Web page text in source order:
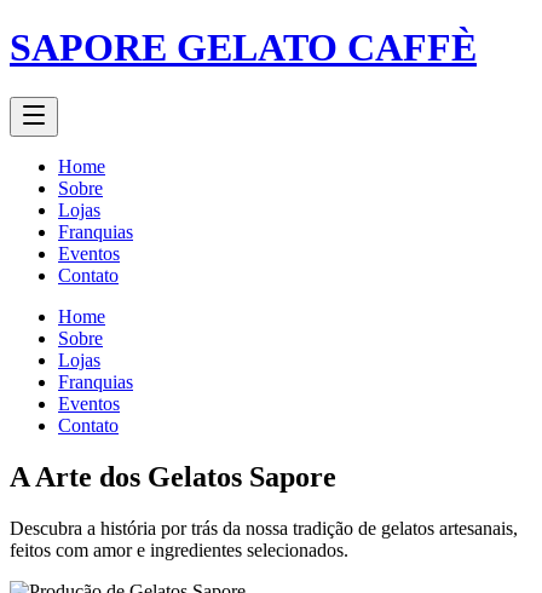
SAPORE GELATO CAFFÈ
Home
Sobre
Lojas
Franquias
Eventos
Contato
Home
Sobre
Lojas
Franquias
Eventos
Contato
A Arte dos Gelatos Sapore
Descubra a história por trás da nossa tradição de gelatos artesanais,
feitos com amor e ingredientes selecionados.